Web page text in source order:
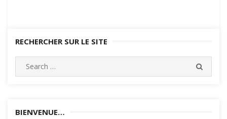
RECHERCHER SUR LE SITE
Search
for:
BIENVENUE…